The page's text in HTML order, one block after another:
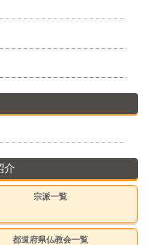
介
宗派一覧
都道府県仏教会一覧